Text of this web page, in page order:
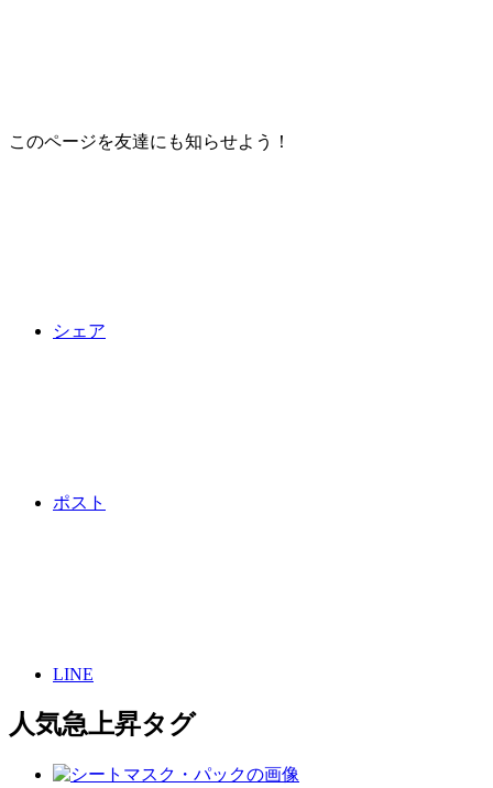
このページを友達にも知らせよう！
シェア
ポスト
LINE
人気急上昇タグ